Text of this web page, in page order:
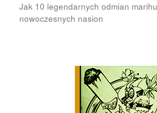
Jak 10 legendarnych odmian
nowoczesnych nasion